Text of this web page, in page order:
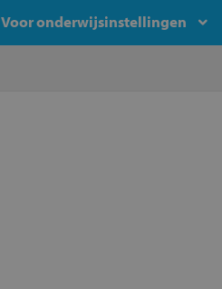
Voor onderwijsinstellingen